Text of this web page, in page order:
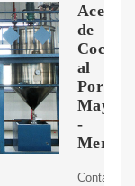
Aceite
de
Coco
al
Por
Mayor
-
Contactos.